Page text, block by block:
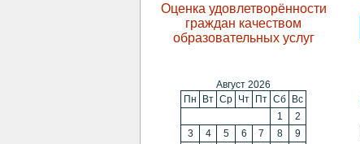
Оценка удовлетворённости
граждан качеством
образовательных услуг
Август 2026
Пн
Вт Ср Чт Пт Сб
Вс
1
2
3
4 5 6 7 8
9